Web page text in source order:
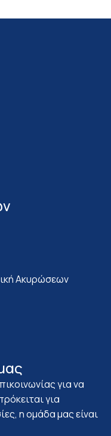
Ακυρώσεων
για να
για
η ομάδα μας είναι